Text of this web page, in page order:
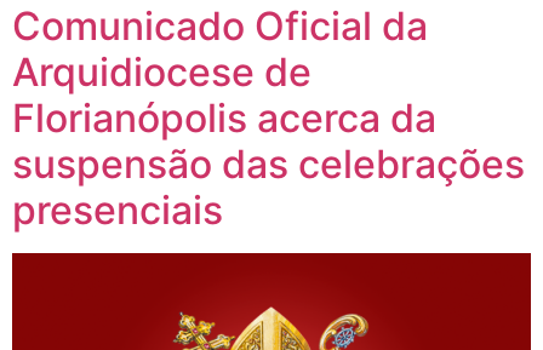
Comunicado Oficial da
Arquidiocese de
Florianópolis acerca da
suspensão das celebrações
presenciais